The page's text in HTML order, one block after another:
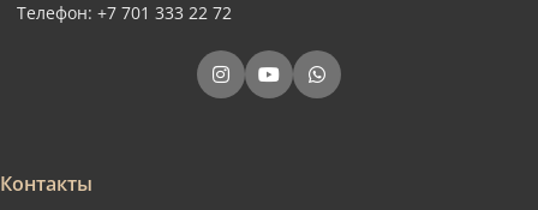
Телефон: +7 701 333 22 72
Контакты